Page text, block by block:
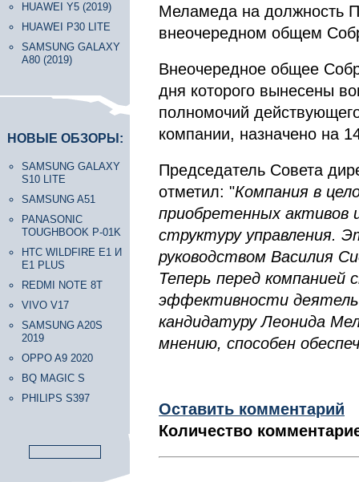
HUAWEI Y5 (2019)
HUAWEI P30 LITE
SAMSUNG GALAXY
A80 (2019)
НОВЫЕ ОБЗОРЫ:
SAMSUNG GALAXY
S10 LITE
SAMSUNG A51
PANASONIC
TOUGHBOOK P-01K
HTC WILDFIRE E1 И
E1 PLUS
REDMI NOTE 8T
VIVO V17
SAMSUNG A20S
2019
OPPO A9 2020
BQ MAGIC S
PHILIPS S397
Меламеда на должность
внеочередном общем
Внеочередное общее
дня которого вынесены
полномочий
компании, назначено на
Председатель Совета
отметил: "Компания в
приобретенных активов
структуру управления.
руководством Василия
Теперь перед
эффективности
кандидатуру Леонида
мнению, способен
Оставить комментарий
Количество